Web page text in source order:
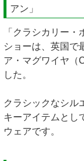
アン」
「クラシカリー
ショーは、英国で
ア・マグワイヤ（
した。
クラシックなシル
キーアイテムとし
ウェアです。